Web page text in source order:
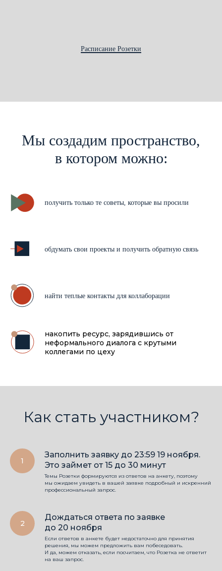
Расписание Розетки
Мы создадим пространство,
в котором можно:
получить только те советы, которые вы просили
обдумать свои проекты и получить обратную связь
найти теплые контакты для коллаборации
накопить ресурс, зарядившись от
неформального диалога с крутыми
коллегами по цеху
Как стать участником?
Заполнить заявку до 23:59 19 ноября.
Это займет от 15 до 30 минут
Темы Розетки формируются из ответов на анкету, поэтому
мы ожидаем увидеть в вашей заявке подробный и искренний
профессиональный запрос.
Дождаться ответа по заявке
до 20 ноября
Если ответов в анкете будет недостаточно для принятия
решения, мы можем предложить вам побеседовать.
И да, можем отказать, если посчитаем, что Розетка не ответит
на ваш запрос.